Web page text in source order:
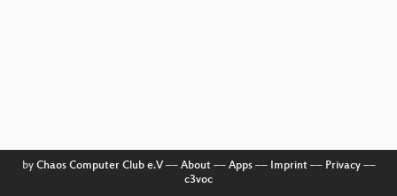
by Chaos Computer Club e.V–– About–– Apps–– Imprint–– Privacy––
c3voc